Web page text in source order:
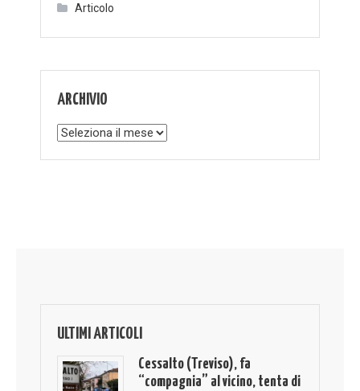
Articolo
ARCHIVIO
Archivio
ULTIMI ARTICOLI
Cessalto (Treviso), fa
“compagnia” al vicino, tenta di